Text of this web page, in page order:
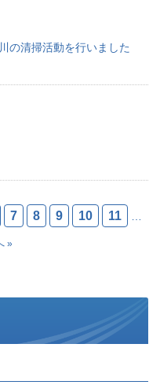
の清掃活動を行いました
7 8 9 10 11
»